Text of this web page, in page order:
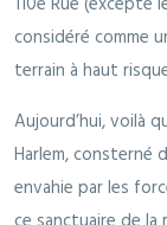
considéré comme
terrain à haut
Aujourd’hui, voilà
Harlem, consterné
envahie par les